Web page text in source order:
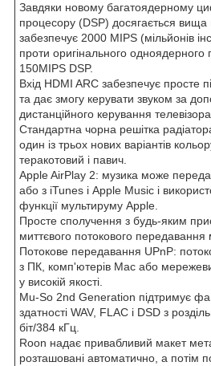
Завдяки новому багатоядерному
процесору (DSP) досягається вища
забезпечує 2000 MIPS (мільйонів
проти оригінального
150MIPS DSP.
Вхід HDMI ARC забезпечує просте
та дає змогу керувати звуком за
дистанційного керування
Стандартна чорна решітка
один із трьох нових варіантів
теракотовий і павич.
Apple AirPlay 2: музика може
або з iTunes і Apple Music і
функції мультируму Apple.
Просте сполучення з будь-яким
миттєвого потокового передавання
Потокове передавання UPnP:
з ПК, комп'ютерів Mac або
у високій якості.
Mu-So 2nd Generation підтримує
здатності WAV, FLAC і DSD з
біт/384 кГц.
Roon надає привабливий макет
розташовані автоматично, а потім